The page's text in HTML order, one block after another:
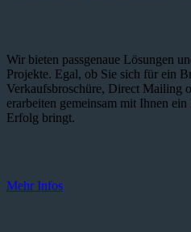
Wir bieten passgenaue Lösungen
Projekte. Egal, ob Sie sich für ein
Verkaufsbroschüre, Direct Mailing
erarbeiten gemeinsam mit Ihnen
Erfolg bringt.
Mehr Infos